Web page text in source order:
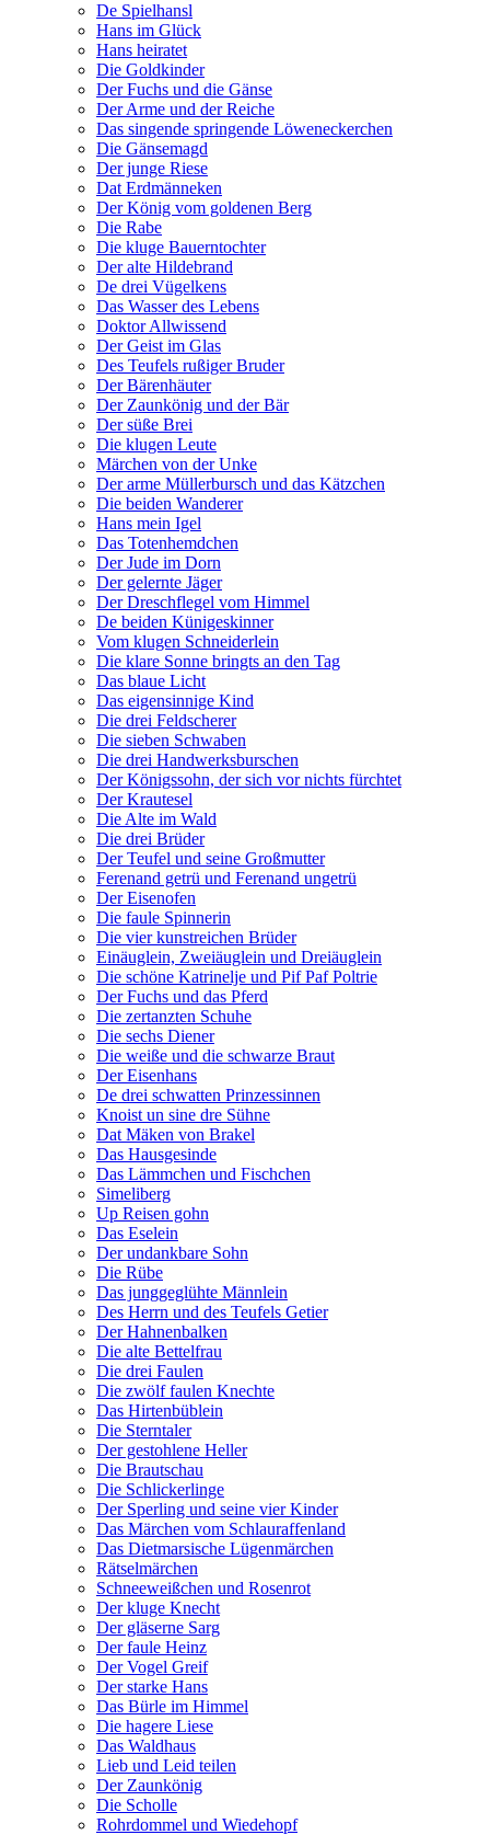
De Spielhansl
Hans im Glück
Hans heiratet
Die Goldkinder
Der Fuchs und die Gänse
Der Arme und der Reiche
Das singende springende Löweneckerchen
Die Gänsemagd
Der junge Riese
Dat Erdmänneken
Der König vom goldenen Berg
Die Rabe
Die kluge Bauerntochter
Der alte Hildebrand
De drei Vügelkens
Das Wasser des Lebens
Doktor Allwissend
Der Geist im Glas
Des Teufels rußiger Bruder
Der Bärenhäuter
Der Zaunkönig und der Bär
Der süße Brei
Die klugen Leute
Märchen von der Unke
Der arme Müllerbursch und das Kätzchen
Die beiden Wanderer
Hans mein Igel
Das Totenhemdchen
Der Jude im Dorn
Der gelernte Jäger
Der Dreschflegel vom Himmel
De beiden Künigeskinner
Vom klugen Schneiderlein
Die klare Sonne bringts an den Tag
Das blaue Licht
Das eigensinnige Kind
Die drei Feldscherer
Die sieben Schwaben
Die drei Handwerksburschen
Der Königssohn, der sich vor nichts fürchtet
Der Krautesel
Die Alte im Wald
Die drei Brüder
Der Teufel und seine Großmutter
Ferenand getrü und Ferenand ungetrü
Der Eisenofen
Die faule Spinnerin
Die vier kunstreichen Brüder
Einäuglein, Zweiäuglein und Dreiäuglein
Die schöne Katrinelje und Pif Paf Poltrie
Der Fuchs und das Pferd
Die zertanzten Schuhe
Die sechs Diener
Die weiße und die schwarze Braut
Der Eisenhans
De drei schwatten Prinzessinnen
Knoist un sine dre Sühne
Dat Mäken von Brakel
Das Hausgesinde
Das Lämmchen und Fischchen
Simeliberg
Up Reisen gohn
Das Eselein
Der undankbare Sohn
Die Rübe
Das junggeglühte Männlein
Des Herrn und des Teufels Getier
Der Hahnenbalken
Die alte Bettelfrau
Die drei Faulen
Die zwölf faulen Knechte
Das Hirtenbüblein
Die Sterntaler
Der gestohlene Heller
Die Brautschau
Die Schlickerlinge
Der Sperling und seine vier Kinder
Das Märchen vom Schlauraffenland
Das Dietmarsische Lügenmärchen
Rätselmärchen
Schneeweißchen und Rosenrot
Der kluge Knecht
Der gläserne Sarg
Der faule Heinz
Der Vogel Greif
Der starke Hans
Das Bürle im Himmel
Die hagere Liese
Das Waldhaus
Lieb und Leid teilen
Der Zaunkönig
Die Scholle
Rohrdommel und Wiedehopf